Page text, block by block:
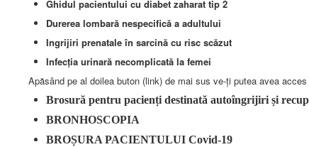
Ghidul pacientului cu diabet zaharat tip 2
Durerea lombară nespecifică a adultului
Ingrijiri prenatale în sarcină cu risc scăzut
Infecția urinară necomplicată la femei
Apăsând pe al doilea buton (link) de mai sus ve-ți putea avea
Brosură pentru pacienți destinată autoîngrijiri și
BRONHOSCOPIA
BROȘURA PACIENTULUI Covid-19